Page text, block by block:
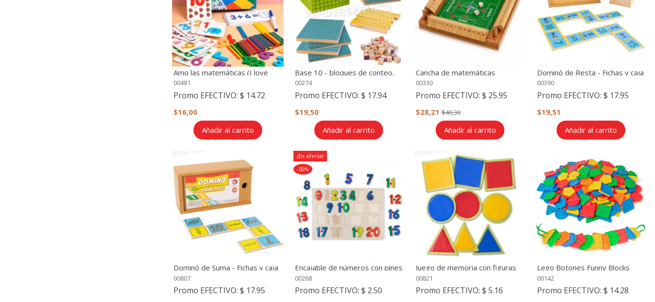
Amo las matemáticas (I love
mathematics)
00481
Promo EFECTIVO: $ 14.72
$16,00
Añadir al carrito
Base 10 - bloques de conteo,
cubos de matematicas, aula
00274
Promo EFECTIVO: $ 17.94
$19,50
Añadir al carrito
Cancha de matemáticas
00330
Promo EFECTIVO: $ 25.95
$28,21 $40,30
Añadir al carrito
Dominó de Resta - Fichas y caja
de madera
00390
Promo EFECTIVO: $ 17.95
$19,51
Añadir al carrito
Dominó de Suma - Fichas y caja
de madera
00807
Promo EFECTIVO: $ 17.95
¡En oferta!
-50%
Encajable de números con pines
del 1 al 20
00268
Promo EFECTIVO: $ 2.50
Juego de memoria con figuras
geométricas (9 piezas en
pareja)
00821
Promo EFECTIVO: $ 5.16
Lego Botones Funny Blocks
00142
Promo EFECTIVO: $ 14.28